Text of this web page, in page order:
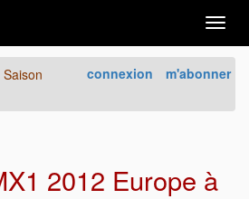
connexion m'abonner
Saison
2012 Europe à